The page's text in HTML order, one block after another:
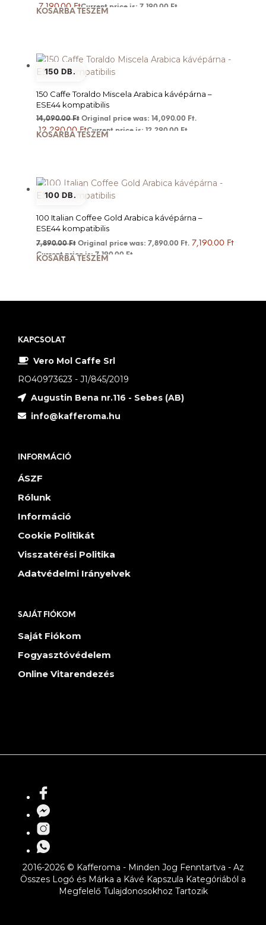
7,190.00FtCurrent price is: 7,190.00 Ft.
KOSÁRBA TESZEM
150 DB.
150 Caffe Toraldo Miscela Arabica kávépárna –
ESE44 kompatibilis
14,090.00Ft Original price was: 14,090.00 Ft.
12,290.00FtCurrent price is: 12,290.00 Ft.
KOSÁRBA TESZEM
100 DB.
100 Italian Coffee Gold Arabica kávépárna –
ESE44 kompatibilis
7,890.00Ft Original price was: 7,890.00 Ft. 7,190.00 Ft
Current price is: 7,190.00 Ft.
KOSÁRBA TESZEM
KAPCSOLAT
Vero Mol Caffe Srl
RO40973623 - J1/845/2019
Augustin Bena nr.116 - Sebes (AB)
info@kafferoma.hu
INFORMÁCIÓ
ÁSZF
Rólunk
Információ
Cookie Politikát
Visszatérési Politika
Adatvédelmi Irányelvek
SAJÁT FIÓKOM
Saját Fiókom
Fogyasztóvédelem
Online Vitarendezés
2016-2026 © Kafferoma - Minden Jog Fenntartva - Az
Összes Logó és Márka a Kávé Kapszula Kategóriából a
Megfelelő Tulajdonosokhoz Tartozik